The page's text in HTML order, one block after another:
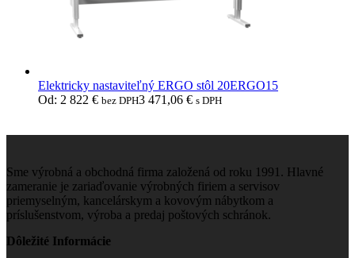
Elektricky nastaviteľný ERGO stôl 20ERGO15
Od: 2 822 € bez DPH3 471,06 € s DPH
Sme výrobná a obchodná firma založená od roku 1991. Hlavné
zameranie je zariaďovanie výrobných firiem a servisov
priemyselným, kancelárskym a kovovým nábytkom a
príslušenstvom, výroba a predaj poštových schránok.
Dôležité Informácie